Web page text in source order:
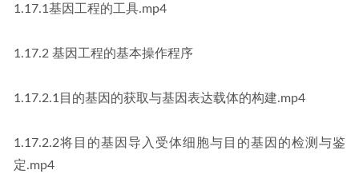
1.17.1基因工程的工具.mp4
1.17.2 基因工程的基本操作程序
1.17.2.1目的基因的获取与基因表达载体的构建.mp4
1.17.2.2将目的基因导入受体细胞与目的基因的检测与鉴
定.mp4